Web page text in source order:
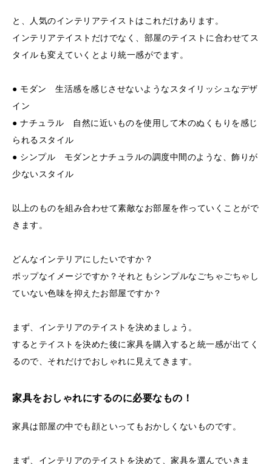
と、人気のインテリアテイストはこれだけあります。
インテリアテイストだけでなく、部屋のテイストに合わせてス
タイルも変えていくとより統一感がでます。
● モダン 生活感を感じさせないようなスタイリッシュなデザ
イン
● ナチュラル 自然に近いものを使用して木のぬくもりを感じ
られるスタイル
● シンプル モダンとナチュラルの調度中間のような、飾りが
少ないスタイル
以上のものを組み合わせて素敵なお部屋を作っていくことがで
きます。
どんなインテリアにしたいですか？
ポップなイメージですか？それともシンプルなごちゃごちゃし
ていない色味を抑えたお部屋ですか？
まず、インテリアのテイストを決めましょう。
するとテイストを決めた後に家具を購入すると統一感が出てく
るので、それだけでおしゃれに見えてきます。
家具をおしゃれにするのに必要なもの！
家具は部屋の中でも顔といってもおかしくないものです。
まず、インテリアのテイストを決めて、家具を選んでいきま